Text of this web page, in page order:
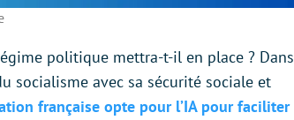
politique mettra-t-il en place ? Dans
socialisme avec sa sécurité sociale et
française opte pour l’IA pour faciliter